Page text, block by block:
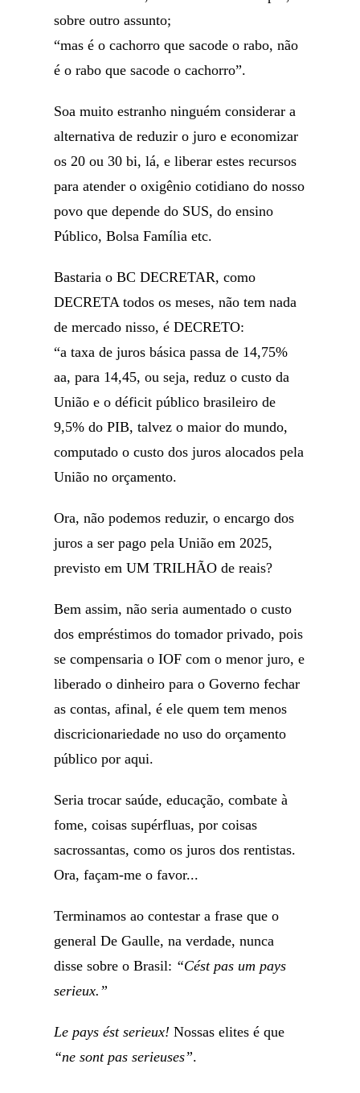
sobre outro assunto;
“mas é o cachorro que sacode o rabo, não
é o rabo que sacode o cachorro”.
Soa muito estranho ninguém considerar a
alternativa de reduzir o juro e economizar
os 20 ou 30 bi, lá, e liberar estes recursos
para atender o oxigênio cotidiano do nosso
povo que depende do SUS, do ensino
Público, Bolsa Família etc.
Bastaria o BC DECRETAR, como
DECRETA todos os meses, não tem nada
de mercado nisso, é DECRETO:
“a taxa de juros básica passa de 14,75%
aa, para 14,45, ou seja, reduz o custo da
União e o déficit público brasileiro de
9,5% do PIB, talvez o maior do mundo,
computado o custo dos juros alocados pela
União no orçamento.
Ora, não podemos reduzir, o encargo dos
juros a ser pago pela União em 2025,
previsto em UM TRILHÃO de reais?
Bem assim, não seria aumentado o custo
dos empréstimos do tomador privado, pois
se compensaria o IOF com o menor juro, e
liberado o dinheiro para o Governo fechar
as contas, afinal, é ele quem tem menos
discricionariedade no uso do orçamento
público por aqui.
Seria trocar saúde, educação, combate à
fome, coisas supérfluas, por coisas
sacrossantas, como os juros dos rentistas.
Ora, façam-me o favor...
Terminamos ao contestar a frase que o
general De Gaulle, na verdade, nunca
disse sobre o Brasil: “Cést pas um pays
serieux.”
Le pays ést serieux! Nossas elites é que
“ne sont pas serieuses”.